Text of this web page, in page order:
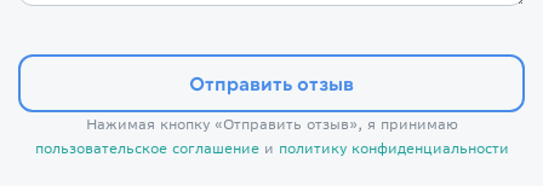
Отправить отзыв
Нажимая кнопку «Отправить отзыв», я принимаю
пользовательское соглашениеи политику конфиденциальности